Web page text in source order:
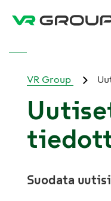
VR Group
Suodata